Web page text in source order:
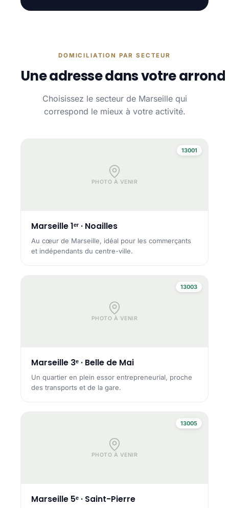
DOMICILIATION PAR SECTEUR
Une adresse dans votre
Choisissez le secteur de Marseille qui
correspond le mieux à votre activité.
PHOTO À VENIR
13001
Marseille 1ᵉʳ · Noailles
Au cœur de Marseille, idéal pour les commerçants
et indépendants du centre-ville.
PHOTO À VENIR
13003
Marseille 3ᵉ · Belle de Mai
Un quartier en plein essor entrepreneurial, proche
des transports et de la gare.
PHOTO À VENIR
13005
Marseille 5ᵉ · Saint-Pierre